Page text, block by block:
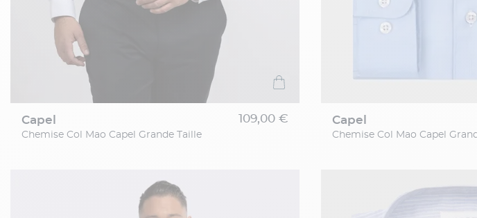
capel
Chemise Col Mao Capel Grande Taille
109,00 € capel
Chemise Col Mao Capel